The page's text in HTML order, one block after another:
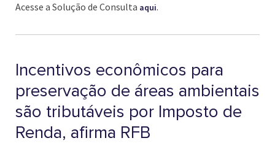
Acesse a Solução de Consulta aqui.
Incentivos econômicos para
preservação de áreas ambientais
são tributáveis por Imposto de
Renda, afirma RFB